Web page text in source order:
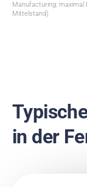
Manufacturing; maximal
Mittelstand)
in der